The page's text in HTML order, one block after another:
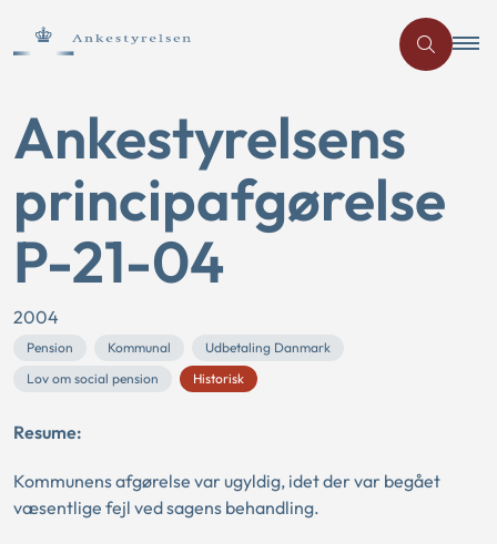
Ankestyrelsens
principafgørelse
P-21-04
2004
Pension Kommunal
Udbetaling Danmark
Lov om social pension
Historisk
Resume:
Kommunens afgørelse var ugyldig, idet der var begået
væsentlige fejl ved sagens behandling.